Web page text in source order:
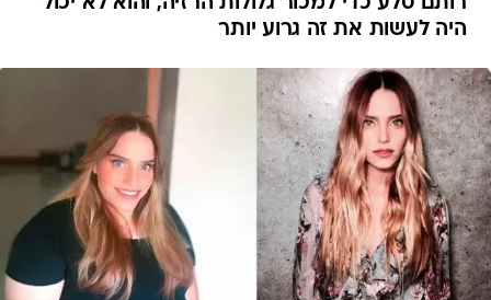
היה לעשות את זה גרוע יותר